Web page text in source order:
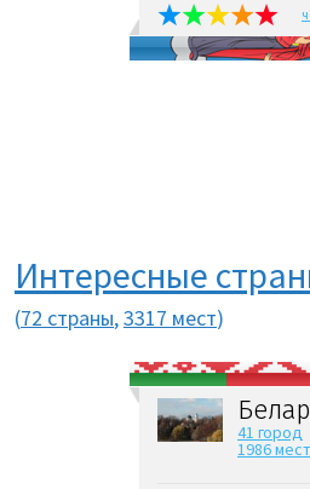
Интересные
(72 страны,3317 мест)
41 город
1986 мест